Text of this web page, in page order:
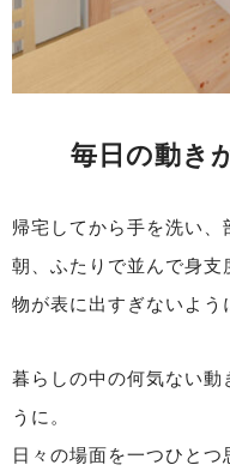
毎日の動き
帰宅してから手を洗い、
朝、ふたりで並んで身支
物が表に出すぎないよう
暮らしの中の何気ない動
うに。
日々の場面を一つひと